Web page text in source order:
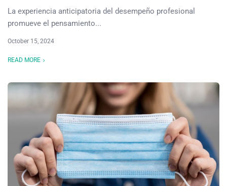
La experiencia anticipatoria del desempeño profesional
promueve el pensamiento...
October 15, 2024
READ MORE